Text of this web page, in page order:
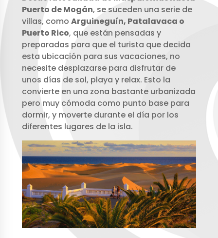
Puerto de Mogán, se suceden una serie de
villas, como Arguineguín, Patalavaca o
Puerto Rico, que están pensadas y
preparadas para que el turista que decida
esta ubicación para sus vacaciones, no
necesite desplazarse para disfrutar de
unos días de sol, playa y relax. Esto la
convierte en una zona bastante urbanizada
pero muy cómoda como punto base para
dormir, y moverte durante el día por los
diferentes lugares de la isla.